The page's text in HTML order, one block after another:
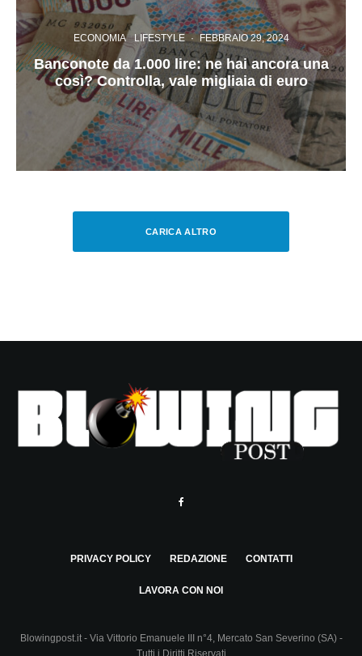
ECONOMIA LIFESTYLE · FEBBRAIO 29, 2024
Banconote da 1.000 lire: ne hai ancora una
così? Controlla, vale migliaia di euro
CARICA ALTRO
PRIVACY POLICY REDAZIONE CONTATTI
LAVORA CON NOI
Blowingpost.it - Via Vittorio Emanuele III n°4, Mercato San Severino (SA) -